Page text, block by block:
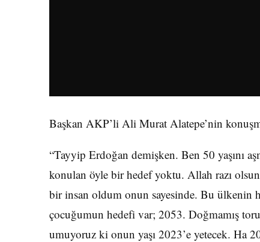
Başkan AKP’li Ali Murat Alatepe’nin
“Tayyip Erdoğan demişken. Ben 50 yaşını
konulan öyle bir hedef yoktu. Allah razı
bir insan oldum onun sayesinde. Bu ülkenin
çocuğumun hedefi var; 2053. Doğmamış
umuyoruz ki onun yaşı 2023’e yetecek. Ha